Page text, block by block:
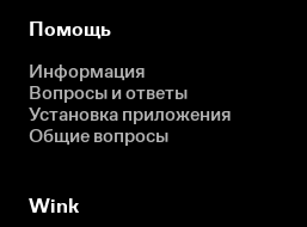
Помощь
Информация
Вопросы и ответы
Установка приложения
Общие вопросы
Wink